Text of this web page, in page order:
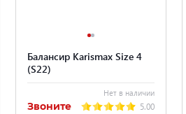
Балансир Karismax Size 4
(S22)
Нет в наличии
Звоните 5.00